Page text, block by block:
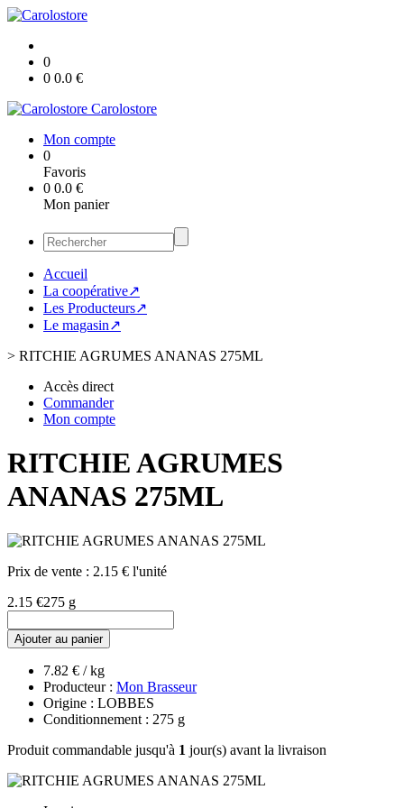
0
0 0.0 €
Carolostore
Mon compte
0
Favoris
0 0.0 €
Mon panier
Accueil
La coopérative↗
Les Producteurs↗
Le magasin↗
> RITCHIE AGRUMES ANANAS 275ML
Accès direct
Commander
Mon compte
RITCHIE AGRUMES
ANANAS 275ML
Prix de vente : 2.15 € l'unité
2.15 €275 g
Ajouter au panier
7.82 € / kg
Producteur : Mon Brasseur
Origine : LOBBES
Conditionnement : 275 g
Produit commandable jusqu'à 1 jour(s) avant la livraison